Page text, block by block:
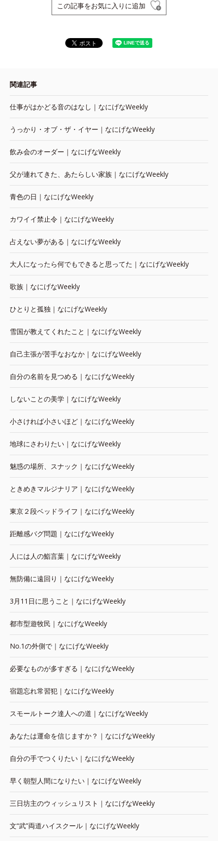
この記事をお気に入りに追加
関連記事
仕事がはかどる音のはなし｜なにげなWeekly
うっかり・オブ・ザ・イヤー｜なにげなWeekly
飲み会のオーダー｜なにげなWeekly
父が連れてきた、あたらしい家族｜なにげなWeekly
青色の日｜なにげなWeekly
カワイイ禁止令｜なにげなWeekly
占えない夢がある｜なにげなWeekly
大人になったら何でもできると思ってた｜なにげなWeekly
歌族｜なにげなWeekly
ひとりと孤独｜なにげなWeekly
雪国が教えてくれたこと｜なにげなWeekly
自己主張が苦手なおなか｜なにげなWeekly
自分の名前を見つめる｜なにげなWeekly
しないことの美学｜なにげなWeekly
小さければ小さいほど｜なにげなWeekly
地球にさわりたい｜なにげなWeekly
魅惑の場所、スナック｜なにげなWeekly
ときめきマルジナリア｜なにげなWeekly
東京２段ベッドライフ｜なにげなWeekly
距離感バグ問題｜なにげなWeekly
人には人の鮨言葉｜なにげなWeekly
無防備に遠回り｜なにげなWeekly
3月11日に思うこと｜なにげなWeekly
都市型遊牧民｜なにげなWeekly
No.1の外側で｜なにげなWeekly
必要なものが多すぎる｜なにげなWeekly
宿題忘れ常習犯｜なにげなWeekly
スモールトーク達人への道｜なにげなWeekly
あなたは運命を信じますか？｜なにげなWeekly
自分の手でつくりたい｜なにげなWeekly
早く朝型人間になりたい｜なにげなWeekly
三日坊主のウィッシュリスト｜なにげなWeekly
文“武”両道ハイスクール｜なにげなWeekly